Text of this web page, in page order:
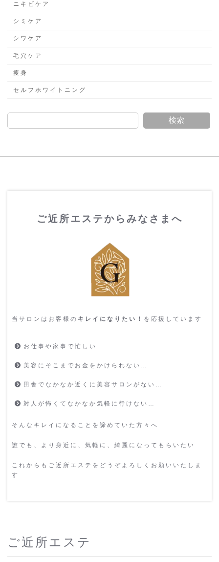
ニキビケア
シミケア
シワケア
毛穴ケア
痩身
セルフホワイトニング
検索
ご近所エステからみなさまへ
当サロンはお客様の キレイになりたい！ を応援しています
お仕事や家事で忙しい…
美容にそこまでお金をかけられない…
田舎でなかなか近くに美容サロンがない…
対人が怖くてなかなか気軽に行けない…
そんなキレイになることを諦めていた方々へ
誰でも、より身近に、気軽に、綺麗になってもらいたい
これからもご近所エステをどうぞよろしくお願いいたしま
す
ご近所エステ